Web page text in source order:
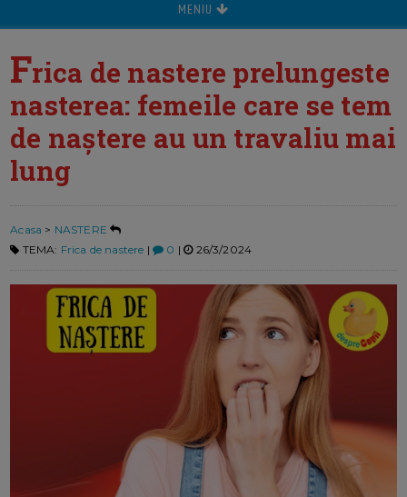
MENIU
Frica de nastere prelungeste
nasterea: femeile care se tem
de naștere au un travaliu mai
lung
Acasa > NASTERE
TEMA: Frica de nastere | 0 | 26/3/2024